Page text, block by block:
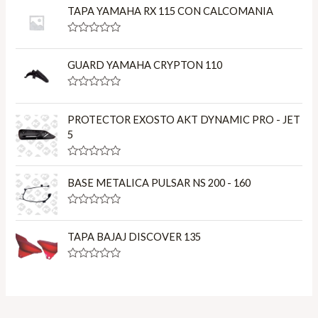
5
TAPA YAMAHA RX 115 CON CALCOMANIA
a
t
e
d
o
t
o
f
5
GUARD YAMAHA CRYPTON 110
a
t
e
d
0
o
u
o
f
5
PROTECTOR EXOSTO AKT DYNAMIC PRO - JET
5
R
t
e
d
u
o
BASE METALICA PULSAR NS 200 - 160
a
t
e
d
TAPA BAJAJ DISCOVER 135